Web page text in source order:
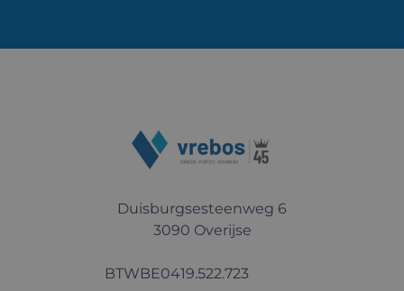
Duisburgsesteenweg 6
3090 Overijse
BTWBE0419.522.723